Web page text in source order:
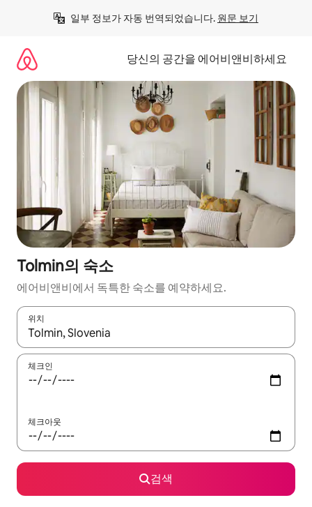
일부 정보가 자동 번역되었습니다. 원문 보기
당신의 공간을 에어비앤비하세요
Tolmin의 숙소
에어비앤비에서 독특한 숙소를 예약하세요.
위치
결과가 나오면 위·아래 화살표 키를 사용하거나 터치 또는 스와이
체크인
체크아웃
검색